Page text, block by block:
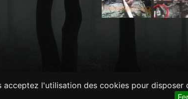
acceptez l'utilisation des cookies pour